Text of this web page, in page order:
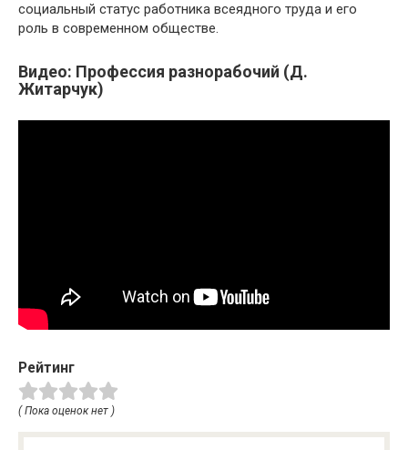
социальный статус работника всеядного труда и его
роль в современном обществе.
Видео: Профессия разнорабочий (Д.
Житарчук)
Рейтинг
( Пока оценок нет )